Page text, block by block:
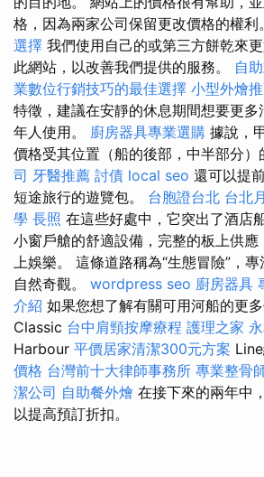
格，因為兩家公司保留更改價格的權利
選擇 我們使用自己的或第三方餅乾來
此網站，以改善我們提供的服務。 自
業數位行銷技巧的最佳選擇 小型外燴
特徵，建議在安靜的休息期間想要更
年人使用。 廚房器具專業選購 據說，
價格受其位置（船的後部，中半部分）
司 牙醫推薦 討債 local seo 還可以提
短途旅行的遊覽包。 台胞證台北 台北
學 長照 在這些好處中，它突出了酒店
小窗戶艙的舒適設備，完整的板上供應
上娛樂。 這條道路稱為“生態冒險”，
自然奇觀。 wordpress seo 廚房器具
介紹 如果您想了解有關可用河船的更
Classic 台中肩頸按摩療程 護理之家
Harbour 平價居家清潔300元方案
價格 台灣前十大律師事務所 專業整骨
潔公司 自助餐外燴 在接下來的兩年中
以提高預訂折扣。